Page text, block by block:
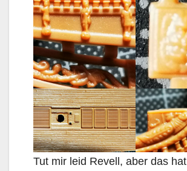
Tut mir leid Revell, aber das